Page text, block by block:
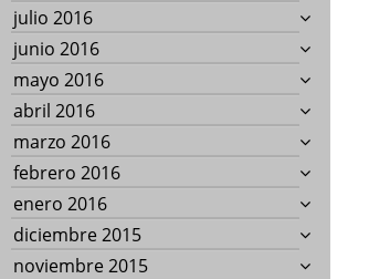
julio 2016
junio 2016
mayo 2016
abril 2016
marzo 2016
febrero 2016
enero 2016
diciembre 2015
noviembre 2015